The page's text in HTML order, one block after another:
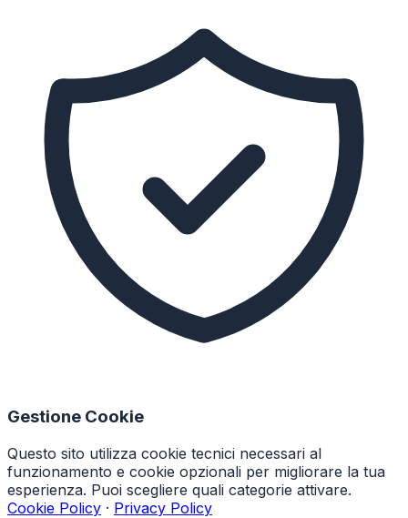
Gestione Cookie
Questo sito utilizza cookie tecnici necessari al
funzionamento e cookie opzionali per migliorare la tua
esperienza. Puoi scegliere quali categorie attivare.
Cookie Policy · Privacy Policy